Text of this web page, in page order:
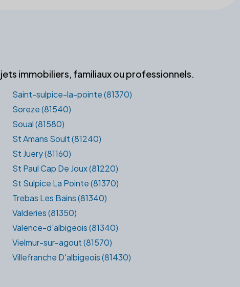
immobiliers, familiaux ou professionnels.
Saint-sulpice-la-pointe (81370)
Soreze (81540)
Soual (81580)
St Amans Soult (81240)
St Juery (81160)
St Paul Cap De Joux (81220)
St Sulpice La Pointe (81370)
Trebas Les Bains (81340)
Valderies (81350)
Valence-d'albigeois (81340)
Vielmur-sur-agout (81570)
Villefranche D'albigeois (81430)